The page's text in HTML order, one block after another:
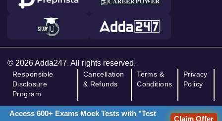
© 2026 Adda247. All rights reserved.
Responsible
Disclosure
Program
Cancellation
& Refunds
Terms &
Conditions
Privacy
Policy
Access 600+ Exams Mock Tests with "Test
Claim Offer